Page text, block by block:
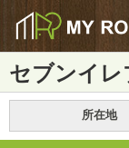
セブンイレ
所在地